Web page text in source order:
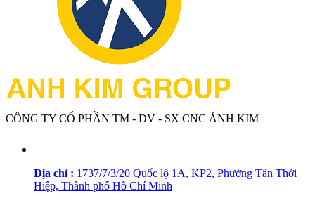
CÔNG TY CỔ PHẦN TM - DV - SX CNC ÁNH KIM
Địa chỉ : 1737/7/3/20 Quốc lộ 1A, KP2, Phường Tân Thới
Hiệp, Thành phố Hồ Chí Minh